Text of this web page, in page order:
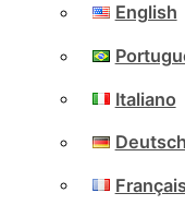
English
Italiano